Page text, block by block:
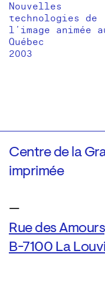
Nouvelles
technologies de
l’image animée
Québec
2003
Centre de la
imprimée
—
Rue des
B-7100 La